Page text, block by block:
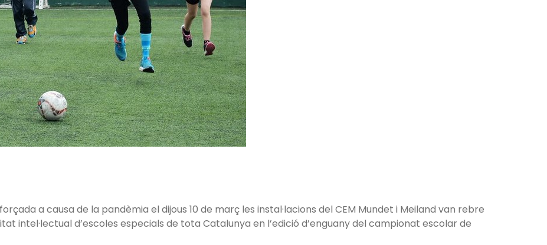
a causa de la pandèmia el dijous 10 de març les instal·lacions del CEM Mundet i Meiland van rebre
intel·lectual d’escoles especials de tota Catalunya en l’edició d’enguany del campionat escolar de